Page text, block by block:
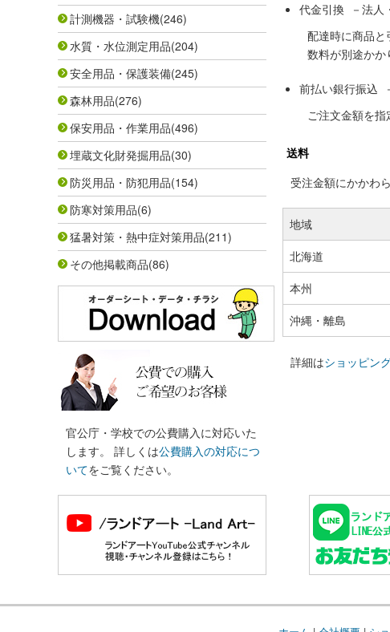
計測機器・試験機(246)
水質・水位測定用品(204)
安全用品・保護装備(245)
森林用品(276)
保安用品・作業用品(496)
埋蔵文化財発掘用品(30)
防災用品・防犯用品(154)
防寒対策用品(6)
猛暑対策・熱中症対策用品(211)
その他掲載商品(86)
官公庁・学校での公費購入に対応いた
します。 詳しくは公費購入の対応につ
いてをご覧ください。
代金引換 －法人
配達時に商品
数料が別途かか
前払い銀行振込
ご注文金額を指
送料
受注金額にかかわ
地域
北海道
本州
沖縄・離島
詳細はショッピン